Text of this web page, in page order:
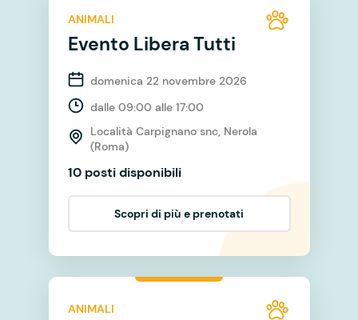
ANIMALI
Evento Libera Tutti
domenica 22 novembre 2026
dalle 09:00 alle 17:00
Località Carpignano snc, Nerola
(Roma)
10 posti disponibili
Scopri di più e prenotati
ANIMALI